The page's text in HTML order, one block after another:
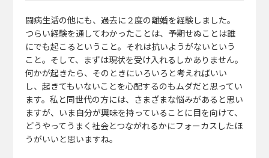
闘病生活の他にも、過去に２度の離婚を経験しました。
つらい経験を通してわかったことは、予期せぬことは誰
にでも起こるということ。それは抗いようがないという
こと。そして、まずは現状を受け入れるしかありません。
何かが起きたら、そのときにいろいろと考えればいい
し、起きてもいないことを心配するのもムダだと思ってい
ます。私と同世代の方には、さまざまな悩みがあると思い
ますが、いま自分が興味を持っていることに目を向けて、
どうやってうまく社会とつながれるかにフォーカスしたほ
うがいいと思いますね。